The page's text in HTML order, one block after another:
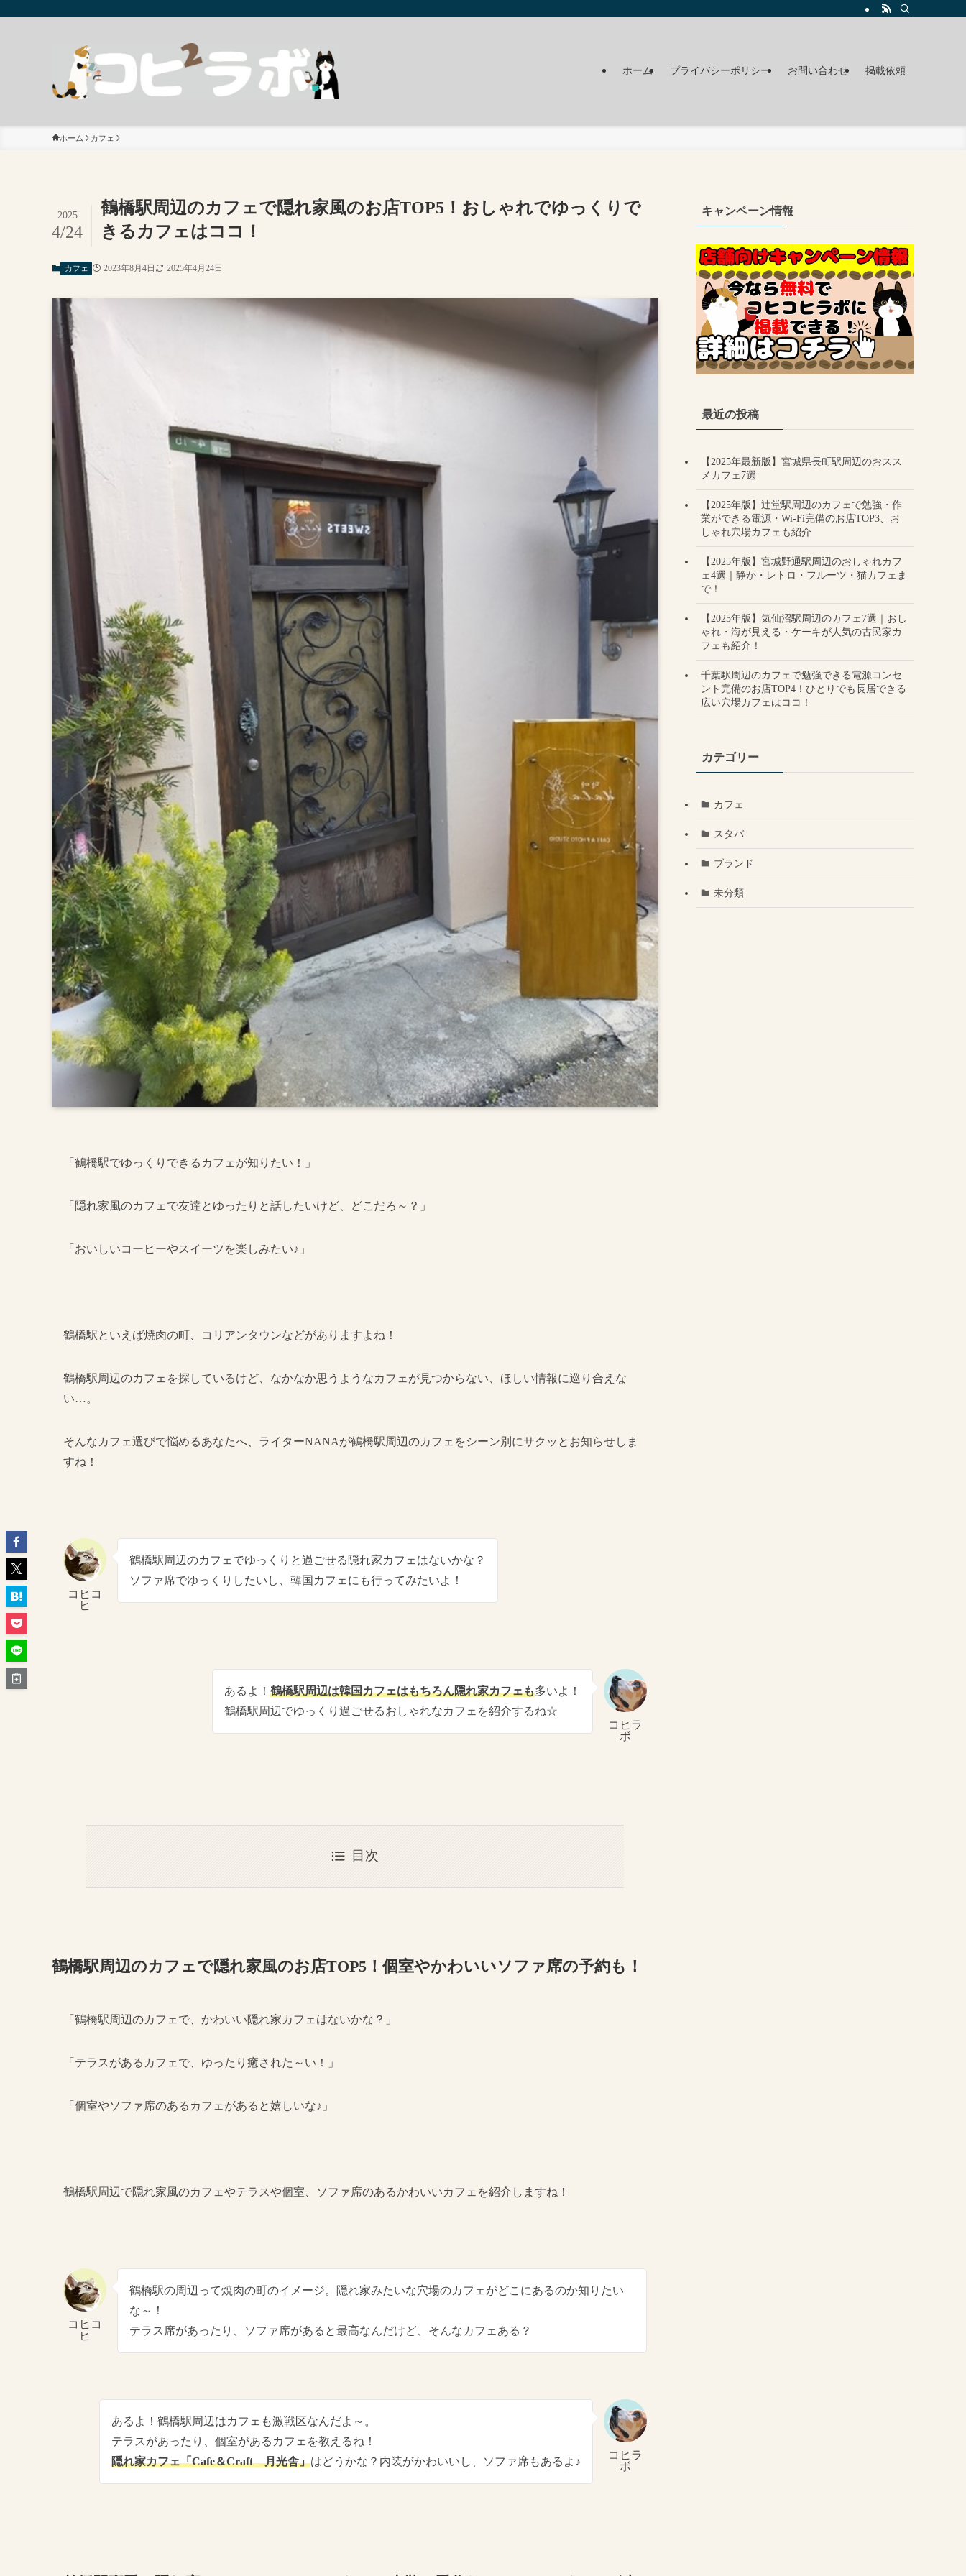
ホーム プライバシーポリシー お問い合わせ 掲載依頼
ホーム カフェ
鶴橋駅周辺のカフェで隠れ家風のお店TOP5！おしゃれでゆっくりで
きるカフェはココ！
2025
4/24
カフェ 2023年8月4日 2025年4月24日
「鶴橋駅でゆっくりできるカフェが知りたい！」
「隠れ家風のカフェで友達とゆったりと話したいけど、どこだろ～？」
「おいしいコーヒーやスイーツを楽しみたい♪」
鶴橋駅といえば焼肉の町、コリアンタウンなどがありますよね！
鶴橋駅周辺のカフェを探しているけど、なかなか思うようなカフェが見つからない、ほしい情報に巡り合えな
い…。
そんなカフェ選びで悩めるあなたへ、ライターNANAが鶴橋駅周辺のカフェをシーン別にサクッとお知らせしま
すね！
コヒコ
ヒ
鶴橋駅周辺のカフェでゆっくりと過ごせる隠れ家カフェはないかな？
ソファ席でゆっくりしたいし、韓国カフェにも行ってみたいよ！
コヒラ
ボ
あるよ！ 鶴橋駅周辺は韓国カフェはもちろん隠れ家カフェも多いよ！
鶴橋駅周辺でゆっくり過ごせるおしゃれなカフェを紹介するね☆
目次
鶴橋駅周辺のカフェで隠れ家風のお店TOP5！個室やかわいいソファ席の予約も！
「鶴橋駅周辺のカフェで、かわいい隠れ家カフェはないかな？」
「テラスがあるカフェで、ゆったり癒された～い！」
「個室やソファ席のあるカフェがあると嬉しいな♪」
鶴橋駅周辺で隠れ家風のカフェやテラスや個室、ソファ席のあるかわいいカフェを紹介しますね！
コヒコ
ヒ
鶴橋駅の周辺って焼肉の町のイメージ。隠れ家みたいな穴場のカフェがどこにあるのか知りたい
な～！
テラス席があったり、ソファ席があると最高なんだけど、そんなカフェある？
コヒラ
ボ
あるよ！鶴橋駅周辺はカフェも激戦区なんだよ～。
テラスがあったり、個室があるカフェを教えるね！
隠れ家カフェ「Cafe＆Craft 月光舎」はどうかな？内装がかわいいし、ソファ席もあるよ♪
キャンペーン情報
最近の投稿
【2025年最新版】宮城県長町駅周辺のおスス
メカフェ7選
【2025年版】辻堂駅周辺のカフェで勉強・作
業ができる電源・Wi-Fi完備のお店TOP3、お
しゃれ穴場カフェも紹介
【2025年版】宮城野通駅周辺のおしゃれカフ
ェ4選｜静か・レトロ・フルーツ・猫カフェま
で！
【2025年版】気仙沼駅周辺のカフェ7選｜おし
ゃれ・海が見える・ケーキが人気の古民家カ
フェも紹介！
千葉駅周辺のカフェで勉強できる電源コンセ
ント完備のお店TOP4！ひとりでも長居できる
広い穴場カフェはココ！
カテゴリー
カフェ
スタバ
ブランド
未分類